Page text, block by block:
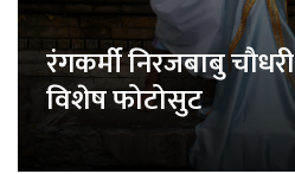
रंगकर्मी निरजबाबु
विशेष फोटोसुट